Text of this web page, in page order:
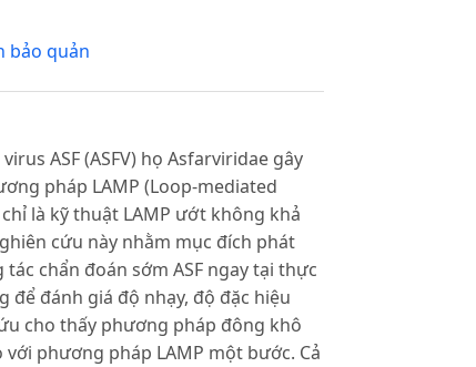
bảo quản
ASF (ASFV) họ Asfarviridae gây
pháp LAMP (Loop-mediated
là kỹ thuật LAMP ướt không khả
cứu này nhằm mục đích phát
chẩn đoán sớm ASF ngay tại thực
để đánh giá độ nhạy, độ đặc hiệu
cho thấy phương pháp đông khô
phương pháp LAMP một bước. Cả